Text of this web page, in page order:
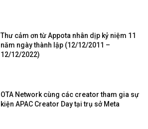
Thư cảm ơn từ Appota nhân dịp kỷ niệm 11
năm ngày thành lập (12/12/2011 –
12/12/2022)
OTA Network cùng các creator tham gia sự
kiện APAC Creator Day tại trụ sở Meta